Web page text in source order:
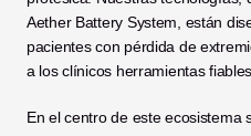
Aether Battery System, están
pacientes con pérdida de
a los clínicos herramientas
En el centro de este ecosistema